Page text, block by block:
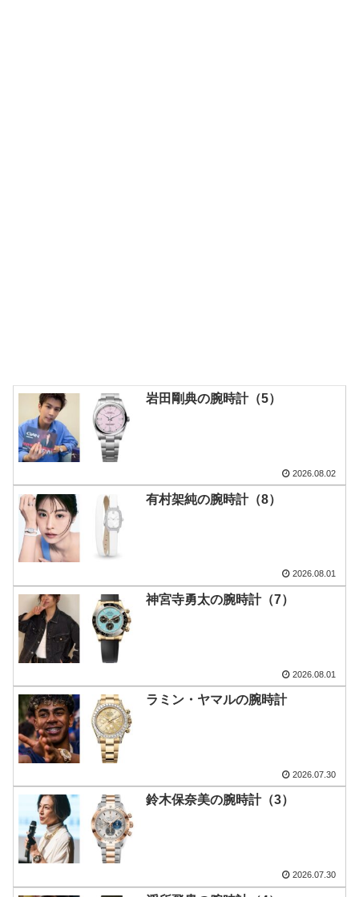
岩田剛典の腕時計（5）
2026.08.02
有村架純の腕時計（8）
2026.08.01
神宮寺勇太の腕時計（7）
2026.08.01
ラミン・ヤマルの腕時計
2026.07.30
鈴木保奈美の腕時計（3）
2026.07.30